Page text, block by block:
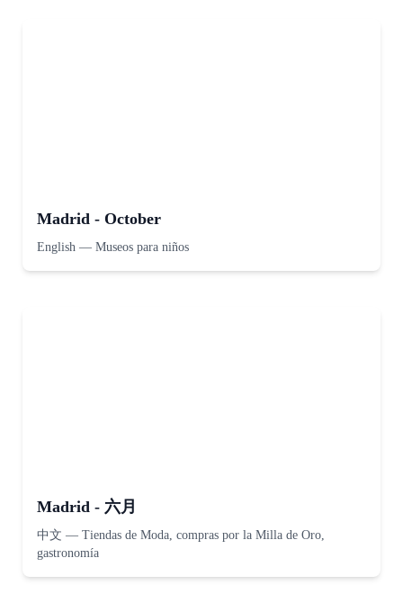
Madrid - October
English — Museos para niños
Madrid - 六月
中文 — Tiendas de Moda, compras por la Milla de Oro,
gastronomía